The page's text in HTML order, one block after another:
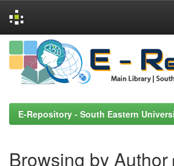
Skip
navigation
E-Repository - South Eastern
Browsing by Author